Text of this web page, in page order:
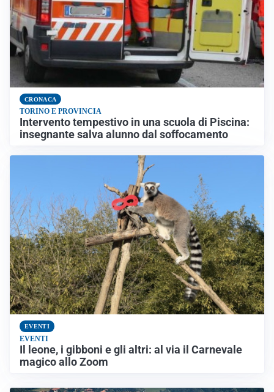
CRONACA
TORINO E PROVINCIA
Intervento tempestivo in una scuola di Piscina:
insegnante salva alunno dal soffocamento
EVENTI
EVENTI
Il leone, i gibboni e gli altri: al via il Carnevale
magico allo Zoom